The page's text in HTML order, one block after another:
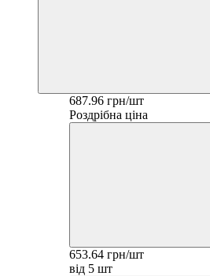
687.96 грн/шт
Роздрібна ціна
653.64 грн/шт
від 5 шт